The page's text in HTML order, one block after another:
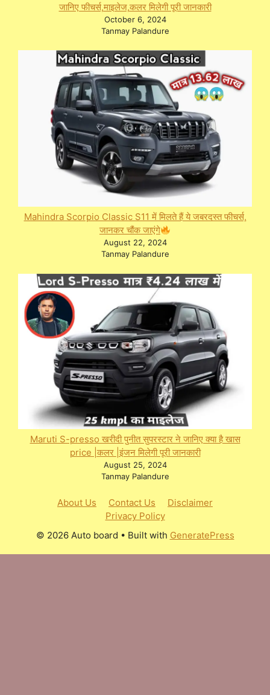
जानिए फीचर्स,माइलेज,कलर मिलेगी पूरी जानकारी
October 6, 2024
Tanmay Palandure
Mahindra Scorpio Classic S11 में मिलते हैं ये जबरदस्त फीचर्स,
जानकर चौंक जाएंगे
August 22, 2024
Tanmay Palandure
Maruti S-presso खरीदी पुनीत सुपरस्टार ने जानिए क्या है खास
price |कलर |इंजन मिलेगी पूरी जानकारी
August 25, 2024
Tanmay Palandure
About Us Contact Us
Disclaimer
Privacy Policy
© 2026 Auto board • Built with GeneratePress